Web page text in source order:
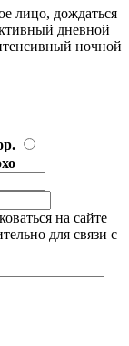
лицо, дождаться
дневной
ночной
на сайте
для связи с